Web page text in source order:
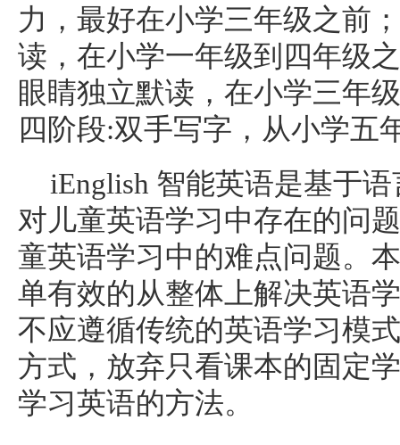
力，最好在小学三年级之前
读，在小学一年级到四年级
眼睛独立默读，在小学三年
四阶段:双手写字，从小学五
iEnglish 智能英语是基于语
对儿童英语学习中存在的问
童英语学习中的难点问题。
单有效的从整体上解决英语学
不应遵循传统的英语学习模
方式，放弃只看课本的固定学
学习英语的方法。